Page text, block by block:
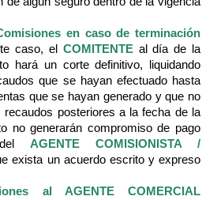
en caso de terminación
caso, el COMITENTEal día de la
hará un corte definitivo, liquidando
que se hayan efectuado hasta
que se hayan generado y que no
posteriores a la fecha de la
no generarán compromiso de pago
delAGENTE COMISIONISTA /
exista un acuerdo escrito y expreso
al AGENTE COMERCIAL